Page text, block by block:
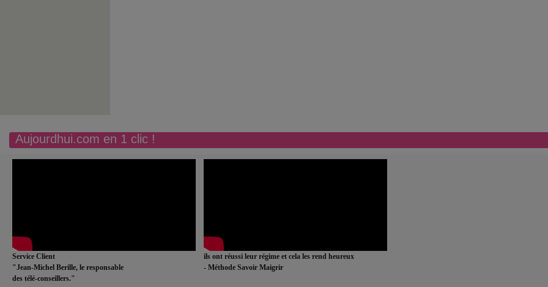
Aujourdhui.com en 1 clic !
Service Client
"Jean-Michel Berille, le responsable
des télé-conseillers."
ils ont réussi leur régime et cela les rend heureux
- Méthode Savoir Maigrir